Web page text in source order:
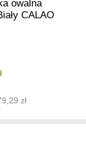
owalna
CALAO
zł